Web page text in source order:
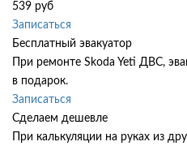
539 руб
Записаться
Бесплатный эвакуатор
При ремонте Skoda Yeti ДВС,
в подарок.
Записаться
Сделаем дешевле
При калькуляции на руках из